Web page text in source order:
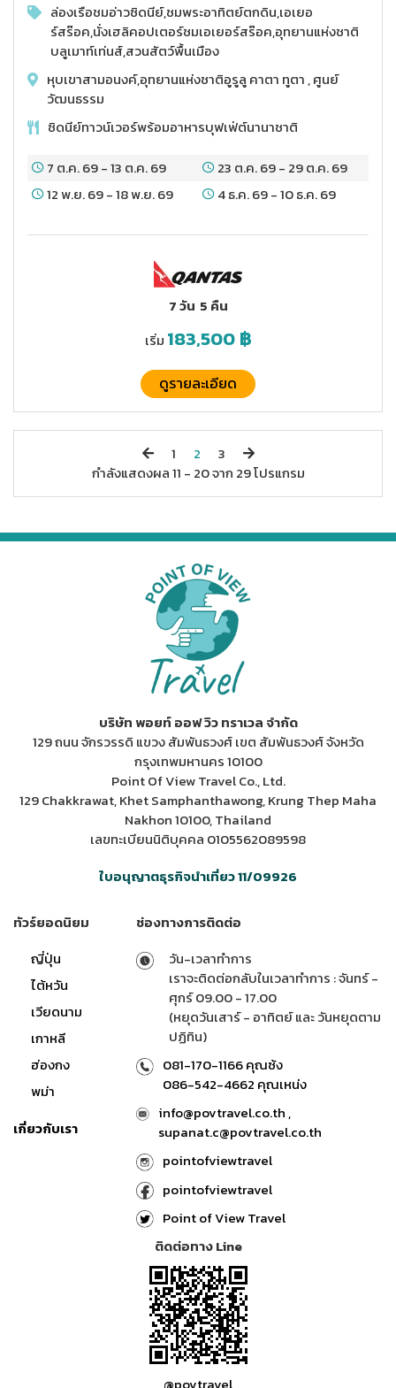
ล่องเรือชมอ่าวซิดนีย์,ชมพระอาทิตย์ตกดิน,เอเยอ
ร์สร๊อค,นั่งเฮลิคอปเตอร์ชมเอเยอร์สร๊อค,อุทยานแห่งชาติ
บลูเมาท์เท่นส์,สวนสัตว์พื้นเมือง
หุบเขาสามอนงค์,อุทยานแห่งชาติอูรูลู คาตา ทูตา , ศูนย์
วัฒนธรรม
ซิดนีย์ทาวน์เวอร์พร้อมอาหารบุฟเฟ่ต์นานาชาติ
7 ต.ค. 69-13 ต.ค. 69 23 ต.ค. 69- 29 ต.ค. 69
12 พ.ย. 69-18 พ.ย. 69 4 ธ.ค. 69-10 ธ.ค. 69
7 วัน 5 คืน
เริ่ม 183,500฿
ดูรายละเอียด
1 2
3
กำลังแสดงผล11 - 20จาก 29โปรแกรม
บริษัท พอยท์ ออฟ วิว ทราเวล จำกัด
129 ถนน จักรวรรดิ แขวง สัมพันธวงศ์ เขต สัมพันธวงศ์ จังหวัด
กรุงเทพมหานคร 10100
Point Of View Travel Co., Ltd.
129 Chakkrawat, Khet Samphanthawong, Krung Thep Maha
Nakhon 10100, Thailand
เลขทะเบียนนิติบุคคล 0105562089598
ใบอนุญาตธุรกิจนำเที่ยว 11/09926
ทัวร์ยอดนิยม
ญี่ปุ่น
ไต้หวัน
เวียดนาม
เกาหลี
ฮ่องกง
พม่า
เกี่ยวกับเรา
ช่องทางการติดต่อ
วัน-เวลาทำการ
เราจะติดต่อกลับในเวลาทำการ : จันทร์ -
ศุกร์ 09.00 - 17.00
(หยุดวันเสาร์ - อาทิตย์ และ วันหยุดตาม
ปฏิทิน)
081-170-1166 คุณซ้ง
086-542-4662 คุณเหน่ง
info@povtravel.co.th ,
supanat.c@povtravel.co.th
pointofviewtravel
pointofviewtravel
Point of View Travel
ติดต่อทาง Line